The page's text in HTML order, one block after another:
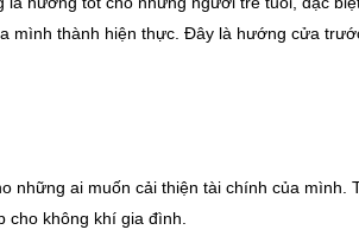
mình thành hiện thực. Đây là hướng cửa
những ai muốn cải thiện tài chính của mình.
cho không khí gia đình.